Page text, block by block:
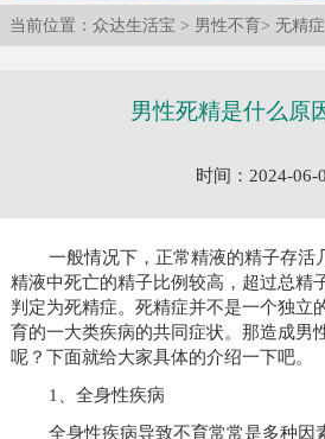
当前位置： 众达生活宝 > 男性不育> 无精症
男性死精是什么原
时间：2024-06-
一般情况下，正常精液的精子存活
精液中死亡的精子比例较高，超过总精
判定为死精症。死精症并不是一个独立
育的一大类疾病的共同症状。那造成男
呢？下面就给大家具体的介绍一下吧。
1、全身性疾病
全身性疾病导致不育常常是多种因